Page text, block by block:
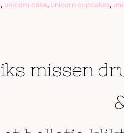
, unicorn cake, unicorn cupcakes,
missen